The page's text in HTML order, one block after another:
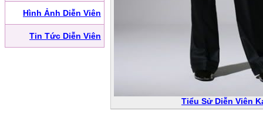
Hình Ảnh Diễn Viên
Tin Tức Diễn Viên
Tiểu Sử Diễn Viên